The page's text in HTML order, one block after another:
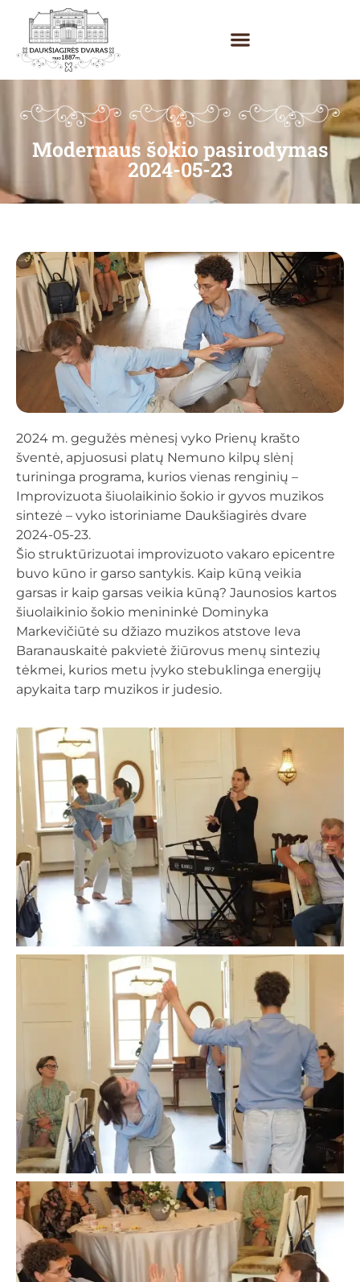
Modernaus šokio pasirodymas
2024-05-23
2024 m. gegužės mėnesį vyko Prienų krašto
šventė, apjuosusi platų Nemuno kilpų slėnį
turininga programa, kurios vienas renginių –
Improvizuota šiuolaikinio šokio ir gyvos muzikos
sintezė – vyko istoriniame Daukšiagirės dvare
2024-05-23.
Šio struktūrizuotai improvizuoto vakaro epicentre
buvo kūno ir garso santykis. Kaip kūną veikia
garsas ir kaip garsas veikia kūną? Jaunosios kartos
šiuolaikinio šokio menininkė Dominyka
Markevičiūtė su džiazo muzikos atstove Ieva
Baranauskaitė pakvietė žiūrovus menų sintezių
tėkmei, kurios metu įvyko stebuklinga energijų
apykaita tarp muzikos ir judesio.